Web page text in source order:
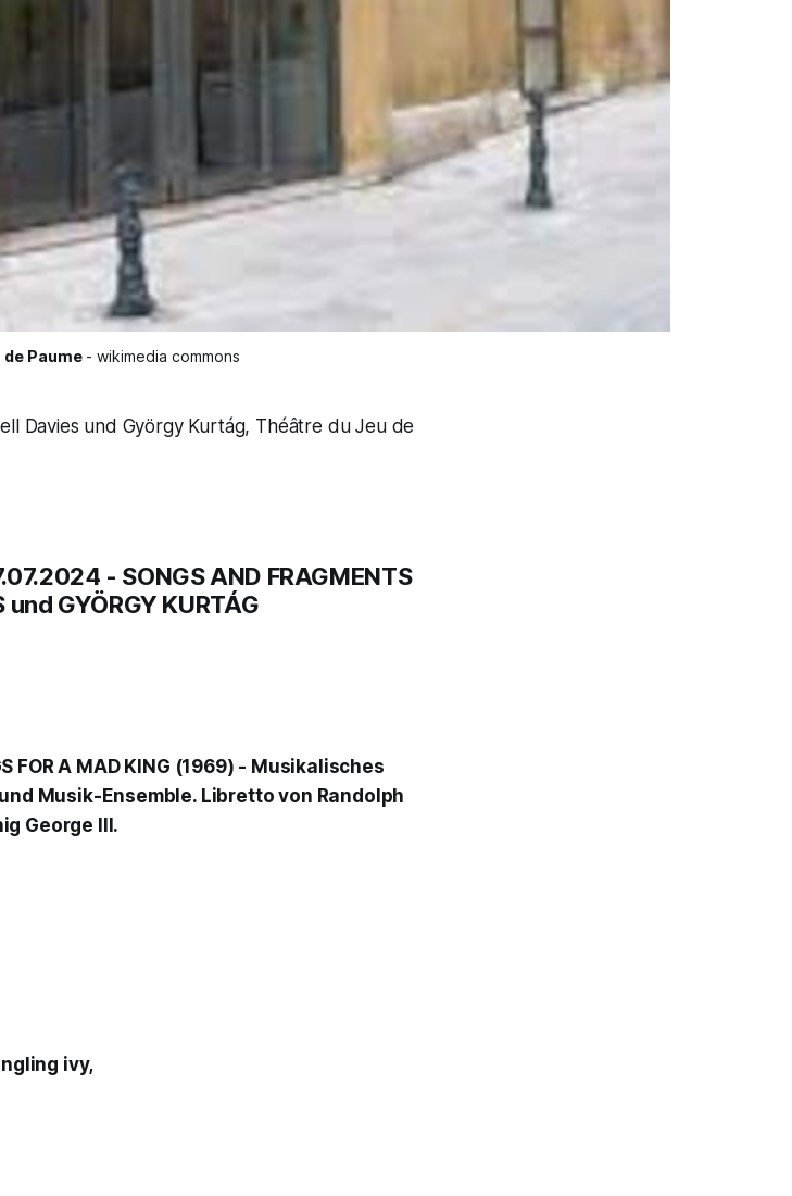
de Paume - wikimedia commons
Davies und György Kurtág, Théâtre du Jeu de
- SONGS AND FRAGMENTS
GYÖRGY KURTÁG
FOR A MAD KING (1969) - Musikalisches
Musik-Ensemble. Libretto von Randolph
George III.
ivy,